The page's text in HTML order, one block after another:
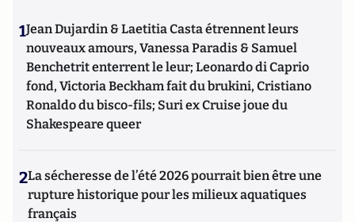
1Jean Dujardin & Laetitia Casta étrennent leurs
nouveaux amours, Vanessa Paradis & Samuel
Benchetrit enterrent le leur; Leonardo di Caprio
fond, Victoria Beckham fait du brukini, Cristiano
Ronaldo du bisco-fils; Suri ex Cruise joue du
Shakespeare queer
2La sécheresse de l’été 2026 pourrait bien être une
rupture historique pour les milieux aquatiques
français